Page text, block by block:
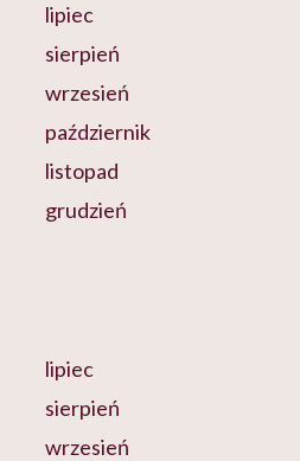
lipiec
sierpień
wrzesień
październik
listopad
grudzień
lipiec
sierpień
wrzesień